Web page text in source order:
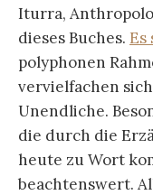
Iturra,
dieses Buches. Es
polyphonen
vervielfachen
Unendliche.
die durch die
heute zu Wort
beachtenswert.